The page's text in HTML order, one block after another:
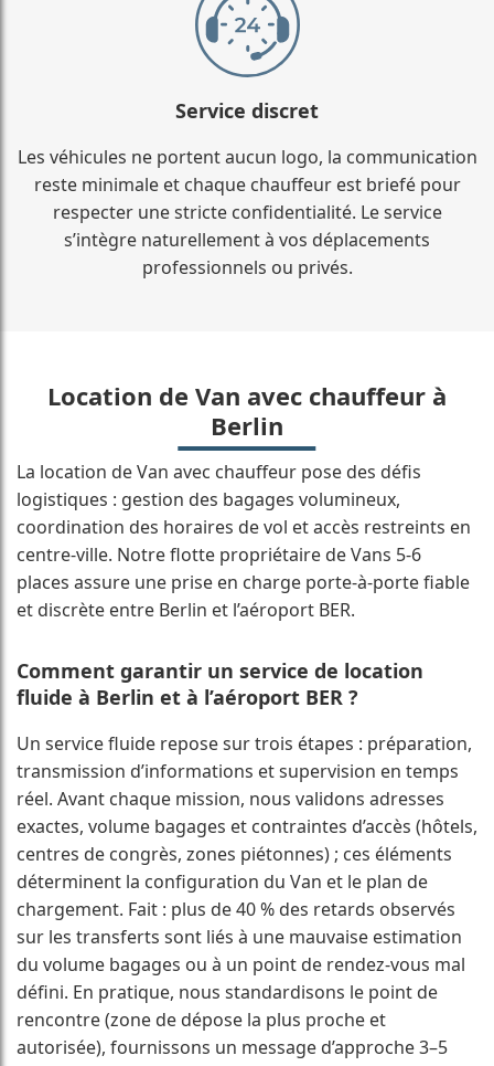
Service discret
Les véhicules ne portent aucun logo, la communication
reste minimale et chaque chauffeur est briefé pour
respecter une stricte confidentialité. Le service
s’intègre naturellement à vos déplacements
professionnels ou privés.
Location de Van avec chauffeur à
Berlin
La location de Van avec chauffeur pose des défis
logistiques : gestion des bagages volumineux,
coordination des horaires de vol et accès restreints en
centre-ville. Notre flotte propriétaire de Vans 5-6
places assure une prise en charge porte-à-porte fiable
et discrète entre Berlin et l’aéroport BER.
Comment garantir un service de location
fluide à Berlin et à l’aéroport BER ?
Un service fluide repose sur trois étapes : préparation,
transmission d’informations et supervision en temps
réel. Avant chaque mission, nous validons adresses
exactes, volume bagages et contraintes d’accès (hôtels,
centres de congrès, zones piétonnes) ; ces éléments
déterminent la configuration du Van et le plan de
chargement. Fait : plus de 40 % des retards observés
sur les transferts sont liés à une mauvaise estimation
du volume bagages ou à un point de rendez-vous mal
défini. En pratique, nous standardisons le point de
rencontre (zone de dépose la plus proche et
autorisée), fournissons un message d’approche 3–5